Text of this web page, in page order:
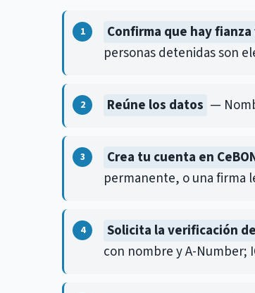
Confirma que hay
personas detenidas son
Reúne los datos —
Crea tu cuenta en
permanente, o una firma
Solicita la verificación
con nombre y A-Number;